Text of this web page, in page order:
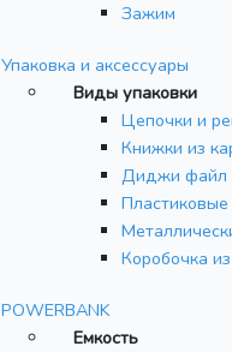
Зажим
Упаковка и аксессуары
Виды упаковки
Цепочки и
Книжки из
Диджи файл
Пластиковые
Коробочка
POWERBANK
Емкость